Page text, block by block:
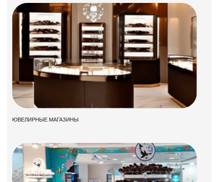
ЮВЕЛИРНЫЕ МАГАЗИНЫ